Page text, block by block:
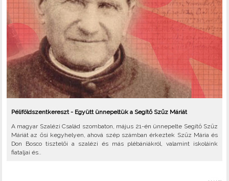
Péliföldszentkereszt - Együtt ünnepeltük a Segítő Szűz Máriát
A magyar Szalézi Család szombaton, május 21-én ünnepelte Segítő Szűz
Máriát az ősi kegyhelyen, ahová szép számban érkeztek Szűz Mária és
Don Bosco tisztelői a szalézi és más plébániákról, valamint iskoláink
fiataljai és..